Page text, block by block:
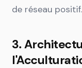
de réseau positif.
3.